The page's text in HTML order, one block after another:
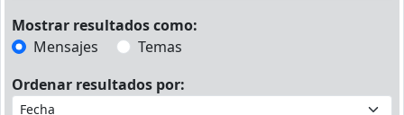
Mostrar resultados como:
Mensajes
Temas
Ordenar resultados por: